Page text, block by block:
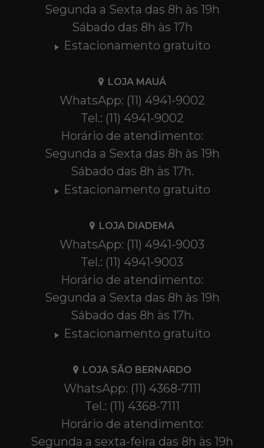
Segunda a Sexta das 8h às 19h
Sábado das 8h às 17h
Estacionamento gratuito
LOJA MAUÁ
WhatsApp: (11) 4941-9002
Tel.: (11) 4941-9002
Horário de atendimento:
Segunda a Sexta das 8h às 19h
Sábado das 8h às 17h.
Estacionamento gratuito
LOJA DIADEMA
WhatsApp: (11) 4941-9003
Tel.: (11) 4941-9003
Horário de atendimento:
Segunda a Sexta das 8h às 19h
Sábado das 8h às 17h.
Estacionamento gratuito
LOJA SÃO BERNARDO
WhatsApp: (11) 4368-7111
Tel.: (11) 4368-7111
Horário de atendimento:
Segunda a sexta-feira das 8h às 19h